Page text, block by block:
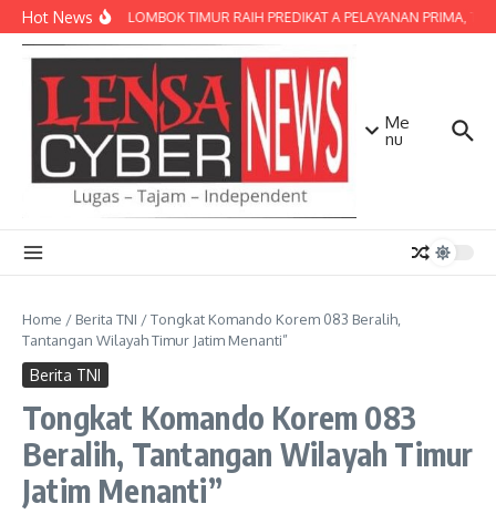
Lewati ke konten
Hot NewsPOLRES LOMBOK TIMUR RAIH PREDIKAT A PELAYANAN PRIMA,
Me
nu
Home / Berita TNI /Tongkat Komando Korem 083 Beralih,
Tantangan Wilayah Timur Jatim Menanti”
Berita TNI
Tongkat Komando Korem 083
Beralih, Tantangan Wilayah Timur
Jatim Menanti”